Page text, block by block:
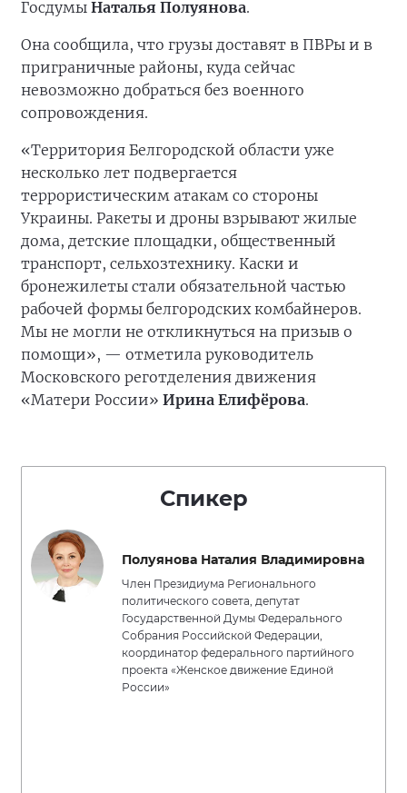
Госдумы Наталья Полуянова.
Она сообщила, что грузы доставят в ПВРы и в
приграничные районы, куда сейчас
невозможно добраться без военного
сопровождения.
«Территория Белгородской области уже
несколько лет подвергается
террористическим атакам со стороны
Украины. Ракеты и дроны взрывают жилые
дома, детские площадки, общественный
транспорт, сельхозтехнику. Каски и
бронежилеты стали обязательной частью
рабочей формы белгородских комбайнеров.
Мы не могли не откликнуться на призыв о
помощи», — отметила руководитель
Московского реготделения движения
«Матери России» Ирина Елифёрова.
Спикер
Полуянова Наталия Владимировна
Член Президиума Регионального
политического совета, депутат
Государственной Думы Федерального
Собрания Российской Федерации,
координатор федерального партийного
проекта «Женское движение Единой
России»